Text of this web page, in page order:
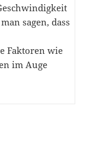
sagen, dass
Faktoren wie
im Auge